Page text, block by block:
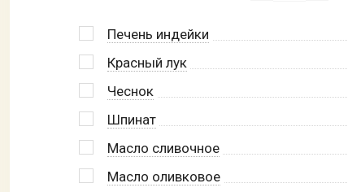
Печень индейки
Красный лук
Чеснок
Шпинат
Масло сливочное
Масло оливковое